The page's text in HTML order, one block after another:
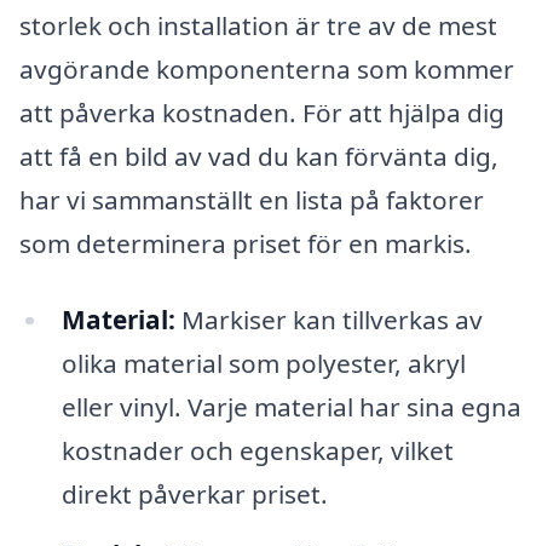
storlek och installation är tre av de mest
avgörande komponenterna som kommer
att påverka kostnaden. För att hjälpa dig
att få en bild av vad du kan förvänta dig,
har vi sammanställt en lista på faktorer
som determinera priset för en markis.
Material: Markiser kan tillverkas av
olika material som polyester, akryl
eller vinyl. Varje material har sina egna
kostnader och egenskaper, vilket
direkt påverkar priset.